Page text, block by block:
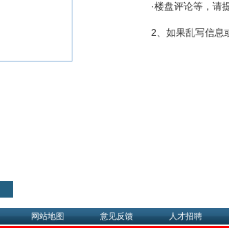
·楼盘评论等，请
2、如果乱写信息
网站地图 意见反馈 人才招聘